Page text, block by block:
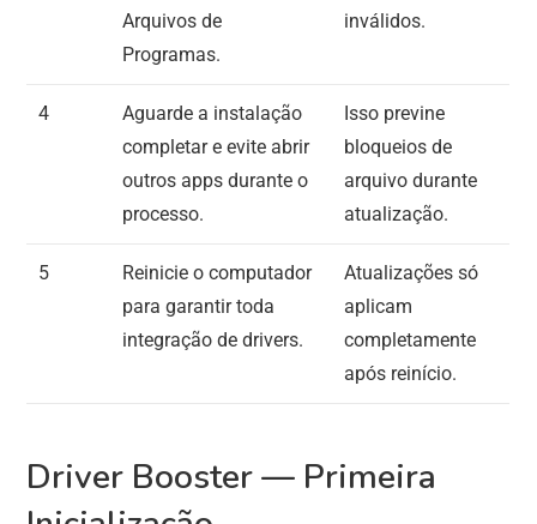
Arquivos de
Programas.
inválidos.
4
Aguarde a instalação
completar e evite abrir
outros apps durante o
processo.
Isso previne
bloqueios de
arquivo durante
atualização.
5
Reinicie o computador
para garantir toda
integração de drivers.
Atualizações só
aplicam
completamente
após reinício.
Driver Booster — Primeira